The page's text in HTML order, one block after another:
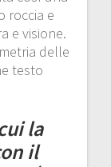
roccia e
e visione.
delle
testo
la
il